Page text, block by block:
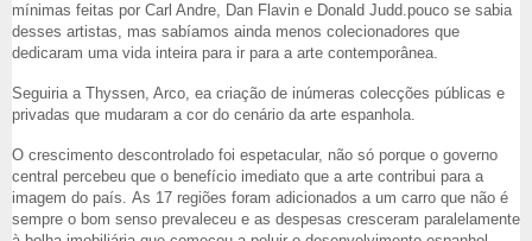
mínimas feitas por Carl Andre, Dan Flavin e Donald Judd.pouco se sabia
desses artistas, mas sabíamos ainda menos colecionadores que
dedicaram uma vida inteira para ir para a arte contemporânea.
Seguiria a Thyssen, Arco, ea criação de inúmeras colecções públicas e
privadas que mudaram a cor do cenário da arte espanhola.
O crescimento descontrolado foi espetacular, não só porque o governo
central percebeu que o benefício imediato que a arte contribui para a
imagem do país. As 17 regiões foram adicionados a um carro que não é
sempre o bom senso prevaleceu e as despesas cresceram paralelamente